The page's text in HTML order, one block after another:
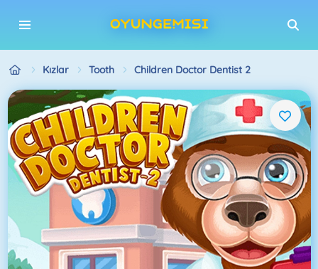
Kızlar Tooth Children Doctor Dentist 2